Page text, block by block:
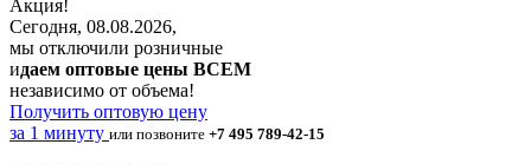
Акция!
Сегодня, 08.08.2026,
мы отключили розничные
идаем оптовые цены ВСЕМ
независимо от объема!
Получить оптовую цену
за 1 минуту или позвоните +7 495 789-42-15